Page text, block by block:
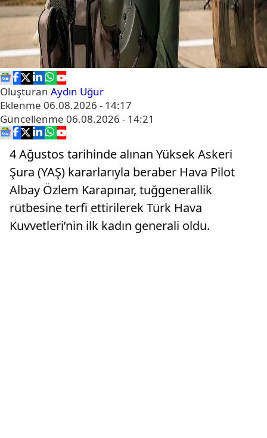
Oluşturan Aydın Uğur
Eklenme 06.08.2026 - 14:17
Güncellenme 06.08.2026 - 14:21
4 Ağustos tarihinde alınan Yüksek Askeri
Şura (YAŞ) kararlarıyla beraber Hava Pilot
Albay Özlem Karapınar, tuğgenerallik
rütbesine terfi ettirilerek Türk Hava
Kuvvetleri’nin ilk kadın generali oldu.